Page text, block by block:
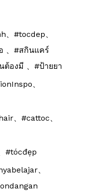
#tocdep、
、#สกินแคร์
ต้องมี 、#ป้ายยา
、
、#cattoc、
#tócđẹp
、